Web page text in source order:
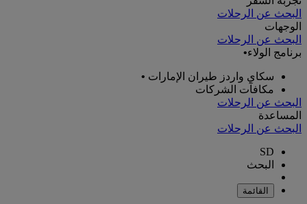
البحث عن الرحلات
الوجهات
البحث عن الرحلات
برنامج الولاء•
سكاي واردز طيران الإمارات •
مكافآت الشركات
البحث عن الرحلات
المساعدة
البحث عن الرحلات
SD
البحث
القائمة